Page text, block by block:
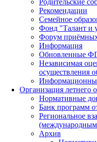
Рекомендации
Семейное
Фонд "Талант и
Форум
Информация
Обновленные
Независимая
осуществления
Организация летнего
Нормативные
Банк программ
Региональное
Архив